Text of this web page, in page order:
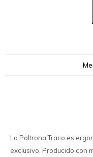
La Poltrona Traco es
exclusivo. Producido con